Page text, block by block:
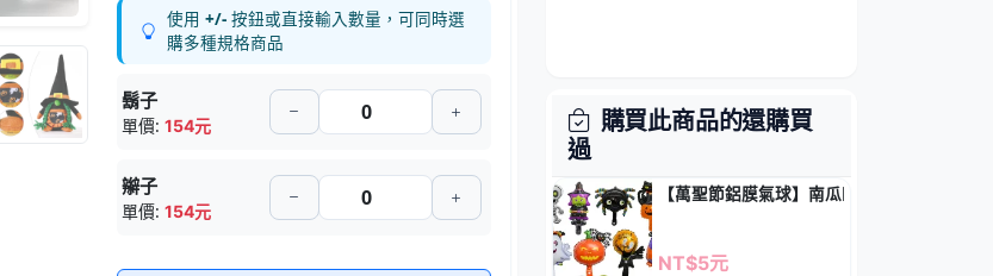
使用+/- 按鈕或直接輸入數量，可同時選
購多種規格商品
鬍子
單價:154元
辮子
單價:154元
購買此商品的還購買
過
【萬聖節鋁膜氣球】南瓜幽靈骷髏-萬聖節道
NT$5元